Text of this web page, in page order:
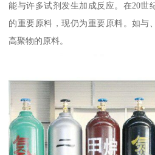
能与许多试剂发生加成反应。在20世
的重要原料，现仍为重要原料。如与
高聚物的原料。